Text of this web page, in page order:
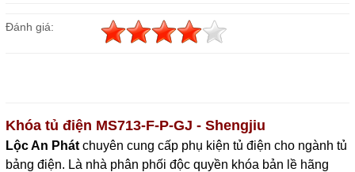
Đánh giá:
Khóa tủ điện MS713-F-P-GJ - Shengjiu
Lộc An Phátchuyên cung cấp phụ kiện tủ điện cho ngành tủ
bảng điện. Là nhà phân phối độc quyền khóa bản lề hãng